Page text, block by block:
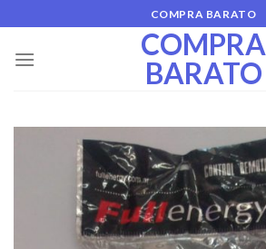
to
content
COMPRA BARATO
COMPRA
BARATO